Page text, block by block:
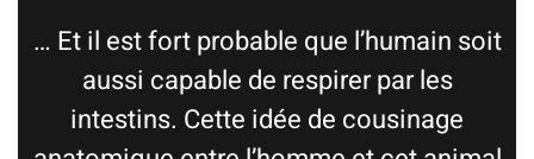
… Et il est fort probable que l’humain soit
aussi capable de respirer par les
intestins. Cette idée de cousinage